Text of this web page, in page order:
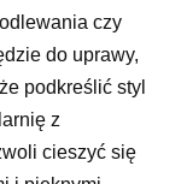
czy
do uprawy,
podkreślić styl
z
cieszyć się